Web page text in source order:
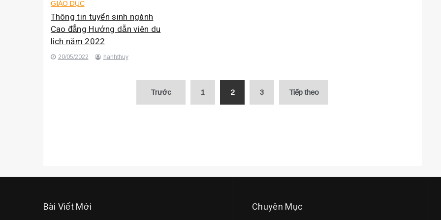
GIÁO DỤC
Thông tin tuyển sinh ngành
Cao đẳng Hướng dẫn viên du
lịch năm 2022
20/05/2022 hanhthuy
Trước 1 2 3 Tiếp theo
Bài Viết Mới Chuyên Mục